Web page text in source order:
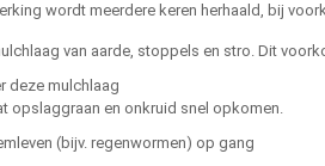
wordt meerdere keren herhaald, bij
van aarde, stoppels en stro. Dit
deze mulchlaag
opslaggraan en onkruid snel opkomen.
(bijv. regenwormen) op gang